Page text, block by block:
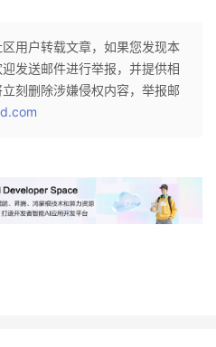
区用户转载文章，如果您发现本
发送邮件进行举报，并提供相
刻删除涉嫌侵权内容，举报邮